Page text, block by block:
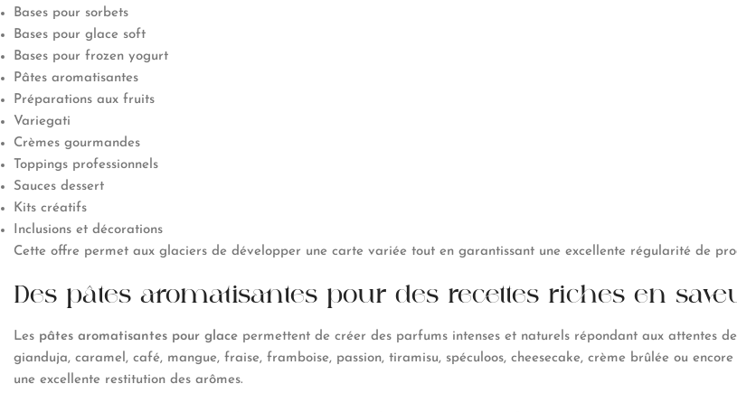
Bases pour sorbets
Bases pour glace soft
Bases pour frozen yogurt
Pâtes aromatisantes
Préparations aux fruits
Variegati
Crèmes gourmandes
Toppings professionnels
Sauces dessert
Kits créatifs
Inclusions et décorations
Cette offre permet aux glaciers de développer une carte variée tout en garantissant une excellente régularité de
Des pâtes aromatisantes pour des recettes riches en
Les pâtes aromatisantes pour glace permettent de créer des parfums intenses et naturels répondant aux attentes
gianduja, caramel, café, mangue, fraise, framboise, passion, tiramisu, spéculoos, cheesecake, crème brûlée ou
une excellente restitution des arômes.